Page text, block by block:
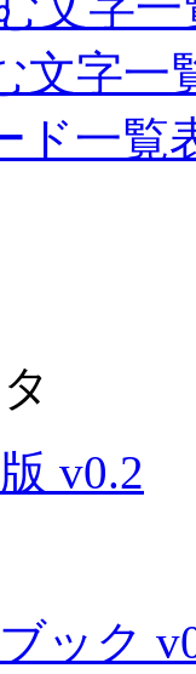
文字一
ド一覧
v0.2
ック